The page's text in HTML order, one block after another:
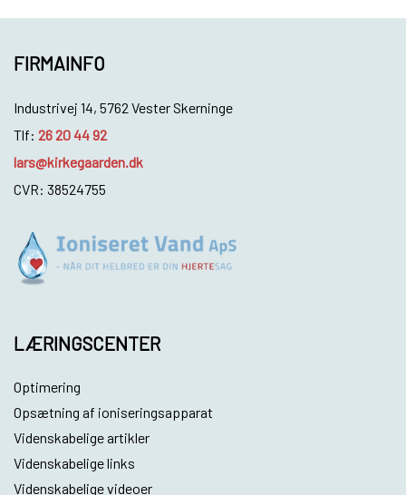
FIRMAINFO
Industrivej 14, 5762 Vester Skerninge
Tlf: 26 20 44 92
lars@kirkegaarden.dk
CVR: 38524755
LÆRINGSCENTER
Optimering
Opsætning af ioniseringsapparat
Videnskabelige artikler
Videnskabelige links
Videnskabelige videoer